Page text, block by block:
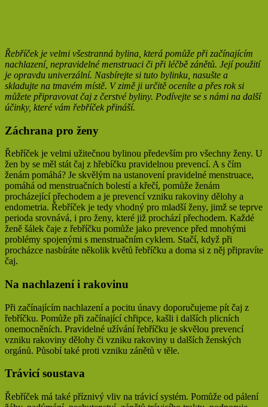
Řebříček je velmi všestranná bylina, která pomůže při začínajícím
nachlazení, nepravidelné menstruaci či při léčbě zánětů. Její použití
je opravdu univerzální. Nasbírejte si tuto bylinku, nasušte a
skladujte na tmavém místě. V zimě ji určitě oceníte a přes rok si
můžete připravovat čaj z čerstvé byliny. Podívejte se s námi na další
účinky, které vám řebříček přináší.
Záchrana pro ženy
Řebříček je velmi užitečnou bylinou především pro všechny ženy. U
žen by se měl stát čaj z hřebíčku pravidelnou prevencí. A s čím
ženám pomáhá? Je skvělým na ustanovení pravidelné menstruace,
pomáhá od menstruačních bolestí a křečí, pomůže ženám
procházející přechodem a je prevencí vzniku rakoviny dělohy a
endometria. Řebříček je tedy vhodný pro mladší ženy, jimž se teprve
perioda srovnává, i pro ženy, které již prochází přechodem. Každé
ženě šálek čaje z řebříčku pomůže jako prevence před mnohými
problémy spojenými s menstruačním cyklem. Stačí, když při
procházce nasbíráte několik květů řebříčku a doma si z něj připravíte
čaj.
Na nachlazení i rakovinu
Při začínajícím nachlazení a pocitu únavy doporučujeme pít čaj z
řebříčku. Pomůže při začínající chřipce, kašli i dalších plicních
onemocněních. Pravidelné užívání řebříčku je skvělou prevencí
vzniku rakoviny dělohy či vzniku rakoviny u dalších ženských
orgánů. Působí také proti vzniku zánětů v těle.
Trávicí soustava
Řebříček má také příznivý vliv na trávicí systém. Pomůže od pálení